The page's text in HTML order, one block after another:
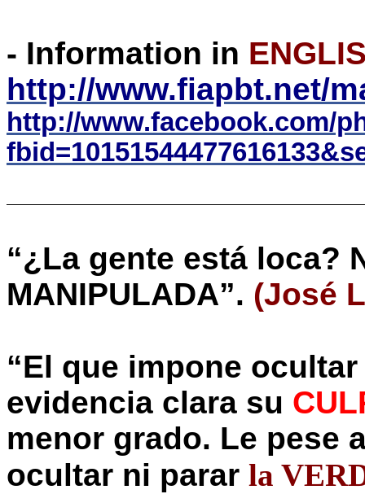
- Information in
http://www.fiapbt.net/
http://www.facebook.com/
“¿La gente está loca?
MANIPULADA”. (José
“El que impone
evidencia clara su
menor grado. Le pese
ocultar ni parar la